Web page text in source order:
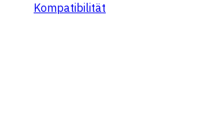
Kompatibilität